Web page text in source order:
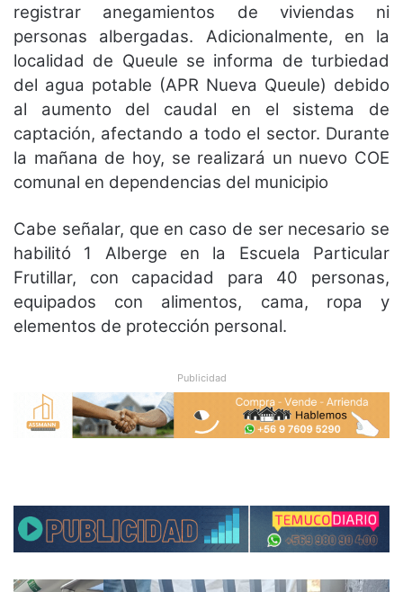
registrar anegamientos de viviendas ni
personas albergadas. Adicionalmente, en la
localidad de Queule se informa de turbiedad
del agua potable (APR Nueva Queule) debido
al aumento del caudal en el sistema de
captación, afectando a todo el sector. Durante
la mañana de hoy, se realizará un nuevo COE
comunal en dependencias del municipio
Cabe señalar, que en caso de ser necesario se
habilitó 1 Alberge en la Escuela Particular
Frutillar, con capacidad para 40 personas,
equipados con alimentos, cama, ropa y
elementos de protección personal.
Publicidad